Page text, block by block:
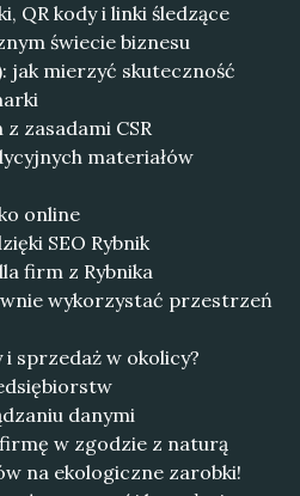
QR kody i linki śledzące
świecie biznesu
jak mierzyć skuteczność
zasadami CSR
materiałów
online
SEO Rybnik
firm z Rybnika
wykorzystać przestrzeń
sprzedaż w okolicy?
danymi
firmę w zgodzie z naturą
na ekologiczne zarobki!